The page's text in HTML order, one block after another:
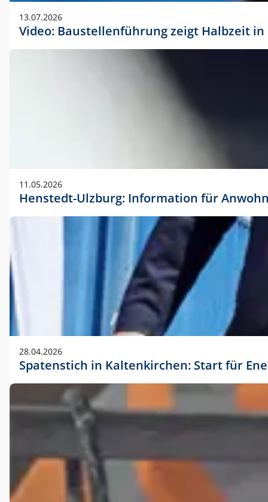
13.07.2026
Video: Baustellenführung zeigt Halbzeit
11.05.2026
Henstedt-Ulzburg: Information für
28.04.2026
Spatenstich in Kaltenkirchen: Start für